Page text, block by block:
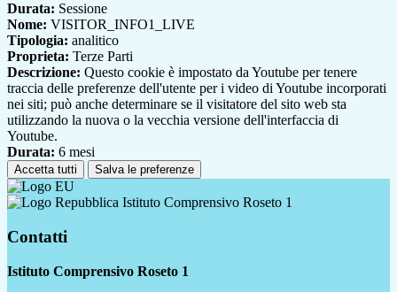
Durata: Sessione
Nome: VISITOR_INFO1_LIVE
Tipologia: analitico
Proprieta: Terze Parti
Descrizione: Questo cookie è impostato da Youtube per tenere
traccia delle preferenze dell'utente per i video di Youtube incorporati
nei siti; può anche determinare se il visitatore del sito web sta
utilizzando la nuova o la vecchia versione dell'interfaccia di
Youtube.
Durata: 6 mesi
Accetta tutti Salva le preferenze
Istituto Comprensivo Roseto 1
Contatti
Istituto Comprensivo Roseto 1